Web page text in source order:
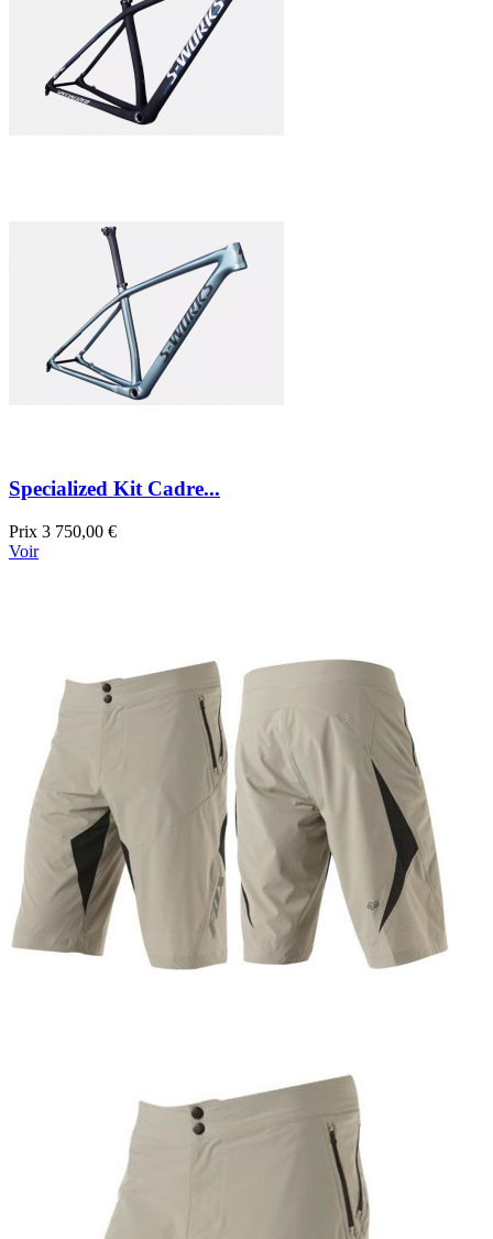
Specialized Kit Cadre...
Prix 3 750,00 €
Voir